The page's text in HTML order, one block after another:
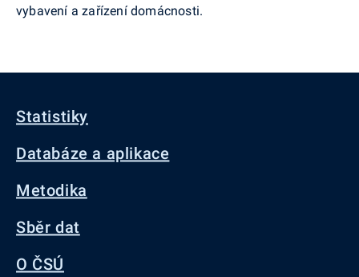
vybavení a zařízení domácnosti.
Statistiky
Databáze a aplikace
Metodika
Sběr dat
O ČSÚ